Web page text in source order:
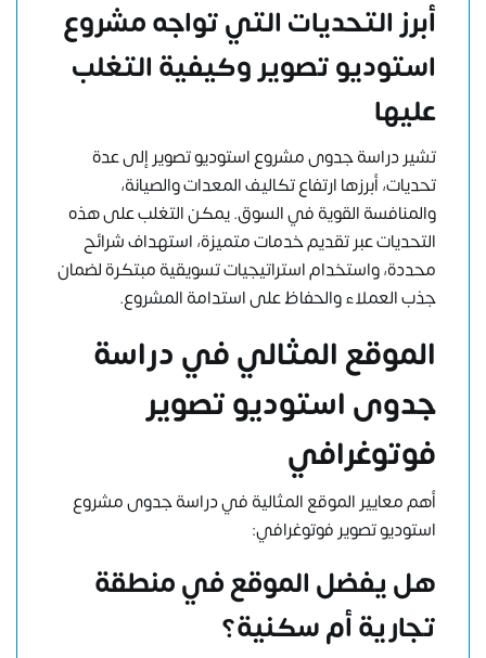
أبرز التحديات التي تواجه مشروع
استوديو تصوير وكيفية التغلب
عليها
تشير دراسة جدوى مشروع استوديو تصوير إلى عدة
تحديات، أبرزها ارتفاع تكاليف المعدات والصيانة،
والمنافسة القوية في السوق. يمكن التغلب على هذه
التحديات عبر تقديم خدمات متميزة، استهداف شرائح
محددة، واستخدام استراتيجيات تسويقية مبتكرة لضمان
جذب العملاء والحفاظ على استدامة المشروع.
الموقع المثالي في دراسة
جدوى استوديو تصوير
فوتوغرافي
أهم معايير الموقع المثالية في دراسة جدوى مشروع
استوديو تصوير فوتوغرافي:
هل يفضل الموقع في منطقة
تجارية أم سكنية؟